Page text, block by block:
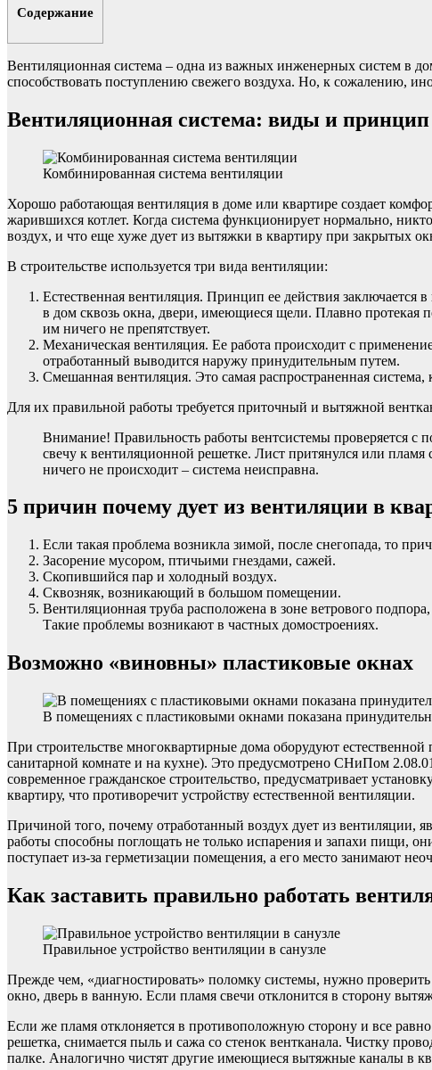
Содержание
Вентиляционная система – одна из важных инженерных систем в
способствовать поступлению свежего воздуха. Но, к сожалению,
Вентиляционная система: виды и
Комбинированная система вентиляции
Хорошо работающая вентиляция в доме или квартире создает
жарившихся котлет. Когда система функционирует нормально,
воздух, и что еще хуже дует из вытяжки в квартиру при закрытых
В строительстве используется три вида вентиляции:
Естественная вентиляция. Принцип ее действия
в дом сквозь окна, двери, имеющиеся щели. Плавно протекая
им ничего не препятствует.
Механическая вентиляция. Ее работа происходит с
отработанный выводится наружу принудительным путем.
Смешанная вентиляция. Это самая распространенная
Для их правильной работы требуется приточный и вытяжной
Внимание! Правильность работы вентсистемы проверяется с
свечу к вентиляционной решетке. Лист притянулся или
ничего не происходит – система неисправна.
5 причин почему дует из вентиляции в
Если такая проблема возникла зимой, после снегопада, то
Засорение мусором, птичьими гнездами, сажей.
Скопившийся пар и холодный воздух.
Сквозняк, возникающий в большом помещении.
Вентиляционная труба расположена в зоне ветрового
Такие проблемы возникают в частных домостроениях.
Возможно «виновны» пластиковые окнах
В помещениях с пластиковыми окнами показана
При строительстве многоквартирные дома оборудуют
санитарной комнате и на кухне). Это предусмотрено СНиПом
современное гражданское строительство, предусматривает
квартиру, что противоречит устройству естественной вентиляции.
Причиной того, почему отработанный воздух дует из вентиляции,
работы способны поглощать не только испарения и запахи пищи,
поступает из-за герметизации помещения, а его место занимают
Как заставить правильно работать
Правильное устройство вентиляции в санузле
Прежде чем, «диагностировать» поломку системы, нужно
окно, дверь в ванную. Если пламя свечи отклонится в сторону
Если же пламя отклоняется в противоположную сторону и все
решетка, снимается пыль и сажа со стенок вентканала. Чистку
палке. Аналогично чистят другие имеющиеся вытяжные каналы в